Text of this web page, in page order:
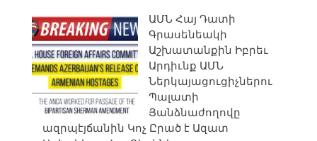
ԱՄՆ Հայ Դատի
Գրասենեակի
Աշխատանքին Իբրեւ
Արդիւնք ԱՄՆ
Ներկայացուցիչներու
Պալատի
Յանձնաժողովը
ազրպէյճանին Կոչ Ըրած է Ազատ